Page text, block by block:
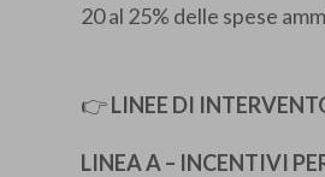
20 al 25% delle spese
👉LINEE DI
LINEA A – INCENTIVI